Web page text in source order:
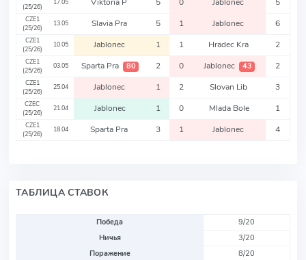
(25/26)
17.05 Viktoria P 5 0 Jablonec 5
CZE1
(25/26)
13.05 Slavia Pra 5 1 Jablonec 6
CZE1
(25/26)
10.05 Jablonec 1 1 Hradec Kra 2
CZE1
(25/26)
03.05 Sparta Pra 80 2 0 Jablonec 43 2
CZE1
(25/26)
25.04 Jablonec 1 2 Slovan Lib 3
CZEC
(25/26)
21.04 Jablonec 1 0 Mlada Bole 1
CZE1
(25/26)
18.04 Sparta Pra 3 1 Jablonec 4
ТАБЛИЦА СТАВОК
Победа
9/20
Ничья
3/20
Поражение
8/20